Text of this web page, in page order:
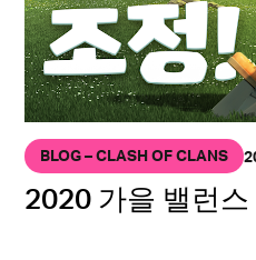
BLOG – CLASH OF CLANS
2020 가을 밸런스